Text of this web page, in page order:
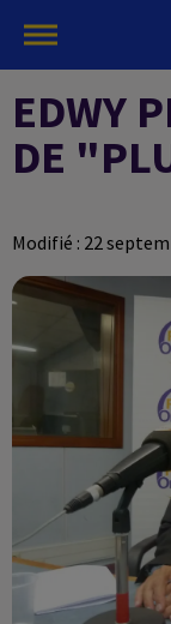
EDWY
DE
Modifié : 22